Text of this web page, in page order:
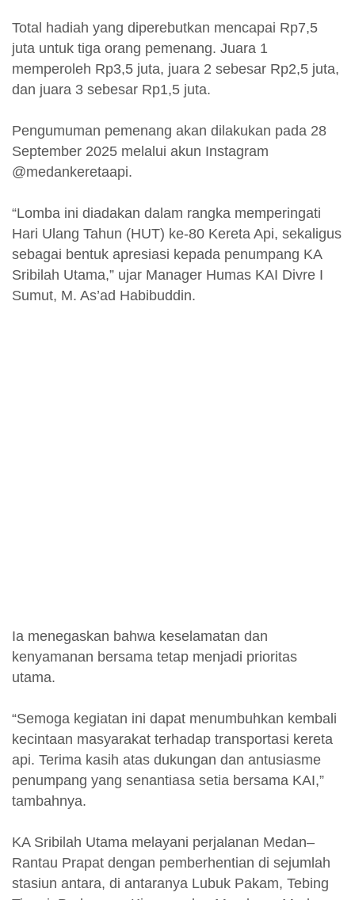
Total hadiah yang diperebutkan mencapai Rp7,5
juta untuk tiga orang pemenang. Juara 1
memperoleh Rp3,5 juta, juara 2 sebesar Rp2,5 juta,
dan juara 3 sebesar Rp1,5 juta.
Pengumuman pemenang akan dilakukan pada 28
September 2025 melalui akun Instagram
@medankeretaapi.
“Lomba ini diadakan dalam rangka memperingati
Hari Ulang Tahun (HUT) ke-80 Kereta Api, sekaligus
sebagai bentuk apresiasi kepada penumpang KA
Sribilah Utama,” ujar Manager Humas KAI Divre I
Sumut, M. As’ad Habibuddin.
Ia menegaskan bahwa keselamatan dan
kenyamanan bersama tetap menjadi prioritas
utama.
“Semoga kegiatan ini dapat menumbuhkan kembali
kecintaan masyarakat terhadap transportasi kereta
api. Terima kasih atas dukungan dan antusiasme
penumpang yang senantiasa setia bersama KAI,”
tambahnya.
KA Sribilah Utama melayani perjalanan Medan–
Rantau Prapat dengan pemberhentian di sejumlah
stasiun antara, di antaranya Lubuk Pakam, Tebing